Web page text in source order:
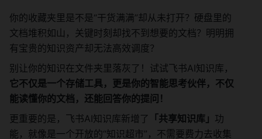
你的收藏夹里是不是“干货满满”却从未打开？硬盘里的
文档堆积如山，关键时刻却找不到想要的文档？明明拥
有宝贵的知识资产却无法高效调度？
别让你的知识在文件夹里落灰了！试试飞书AI知识库，
它不仅是一个存储工具，更是你的智能思考伙伴，不仅
能读懂你的文档，还能回答你的提问！
更重要的是，飞书AI知识库新增了 「共享知识库」 功
能，就像是一个开放的“知识超市”，不需要费力去收集